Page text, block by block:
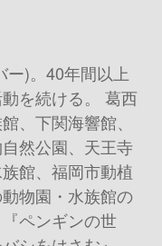
ー)。40年間以上
を続ける。 葛西
、下関海響館、
然公園、天王寺
館、福岡市動植
物園・水族館の
ペンギンの世